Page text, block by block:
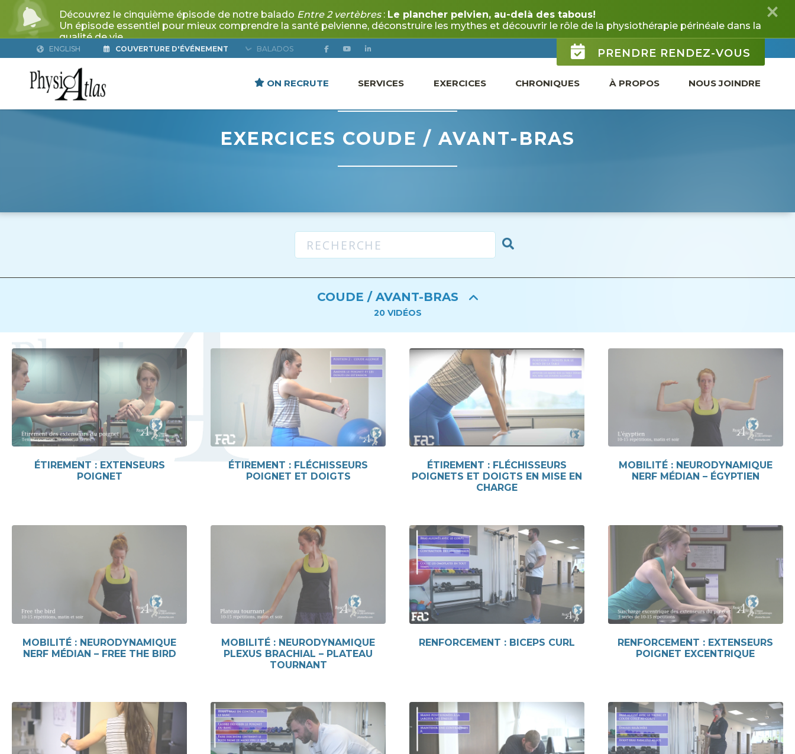
PRENDRE RENDEZ-VOUS
ENGLISH COUVERTURE D'ÉVÉNEMENT BALADOS
ON RECRUTE SERVICES CHRONIQUES
EXERCICES COUDE / AVANT-BRAS
COUDE / AVANT-BRAS
20VIDÉOS
ÉTIREMENT : EXTENSEURS
POIGNET
ÉTIREMENT : FLÉCHISSEURS
POIGNET ET DOIGTS
ÉTIREMENT : FLÉCHISSEURS
POIGNETS ET DOIGTS EN MISE EN
CHARGE
MOBILITÉ : NEURODYNAMIQUE
NERF MÉDIAN – ÉGYPTIEN
MOBILITÉ : NEURODYNAMIQUE
NERF MÉDIAN – FREE THE BIRD
MOBILITÉ : NEURODYNAMIQUE
PLEXUS BRACHIAL – PLATEAU
TOURNANT
RENFORCEMENT : BICEPS CURL
RENFORCEMENT : EXTENSEURS
POIGNET EXCENTRIQUE